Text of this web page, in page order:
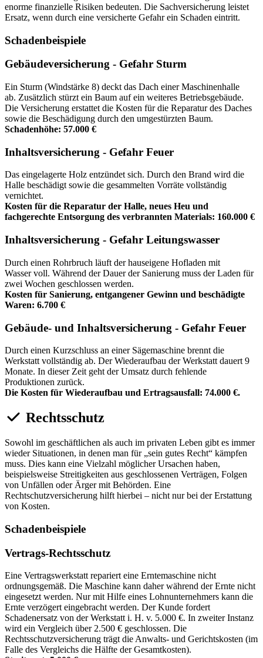
enorme finanzielle Risiken bedeuten. Die Sachversicherung leistet
Ersatz, wenn durch eine versicherte Gefahr ein Schaden eintritt.
Schadenbeispiele
Gebäudeversicherung - Gefahr Sturm
Ein Sturm (Windstärke 8) deckt das Dach einer Maschinenhalle
ab. Zusätzlich stürzt ein Baum auf ein weiteres Betriebsgebäude.
Die Versicherung erstattet die Kosten für die Reparatur des Daches
sowie die Beschädigung durch den umgestürzten Baum.
Schadenhöhe: 57.000 €
Inhaltsversicherung - Gefahr Feuer
Das eingelagerte Holz entzündet sich. Durch den Brand wird die
Halle beschädigt sowie die gesammelten Vorräte vollständig
vernichtet.
Kosten für die Reparatur der Halle, neues Heu und
fachgerechte Entsorgung des verbrannten Materials: 160.000 €
Inhaltsversicherung - Gefahr Leitungswasser
Durch einen Rohrbruch läuft der hauseigene Hofladen mit
Wasser voll. Während der Dauer der Sanierung muss der Laden für
zwei Wochen geschlossen werden.
Kosten für Sanierung, entgangener Gewinn und beschädigte
Waren: 6.700 €
Gebäude- und Inhaltsversicherung - Gefahr Feuer
Durch einen Kurzschluss an einer Sägemaschine brennt die
Werkstatt vollständig ab. Der Wiederaufbau der Werkstatt dauert 9
Monate. In dieser Zeit geht der Umsatz durch fehlende
Produktionen zurück.
Die Kosten für Wiederaufbau und Ertragsausfall: 74.000 €.
Rechtsschutz
Sowohl im geschäftlichen als auch im privaten Leben gibt es immer
wieder Situationen, in denen man für „sein gutes Recht“ kämpfen
muss. Dies kann eine Vielzahl möglicher Ursachen haben,
beispielsweise Streitigkeiten aus geschlossenen Verträgen, Folgen
von Unfällen oder Ärger mit Behörden. Eine
Rechtschutzversicherung hilft hierbei – nicht nur bei der Erstattung
von Kosten.
Schadenbeispiele
Vertrags-Rechtsschutz
Eine Vertragswerkstatt repariert eine Erntemaschine nicht
ordnungsgemäß. Die Maschine kann daher während der Ernte nicht
eingesetzt werden. Nur mit Hilfe eines Lohnunternehmers kann die
Ernte verzögert eingebracht werden. Der Kunde fordert
Schadenersatz von der Werkstatt i. H. v. 5.000 €. In zweiter Instanz
wird ein Vergleich über 2.500 € geschlossen. Die
Rechtsschutzversicherung trägt die Anwalts- und Gerichtskosten (im
Falle des Vergleichs die Hälfte der Gesamtkosten).